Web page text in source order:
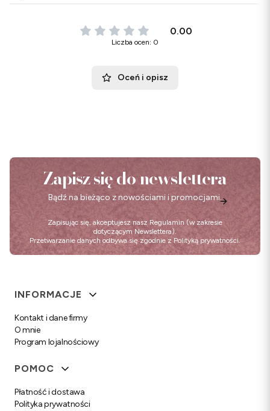
0.00
Liczba ocen: 0
Oceń i opisz
Zapisz się do newslettera
Bądź na bieżąco z nowościami i promocjami.
Zapisując się, akceptujesz nasz Regulamin (w zakresie
dotyczącym Newslettera).
Przetwarzanie danych odbywa się zgodnie z Polityką prywatności.
Linki w stopce
INFORMACJE
Kontakt i dane firmy
O mnie
Program lojalnościowy
POMOC
Płatność i dostawa
Polityka prywatności